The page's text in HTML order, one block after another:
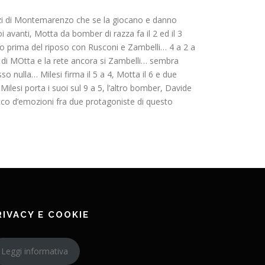
Montemarenzo che se la giocano e danno
avanti, Motta da bomber di razza fa il 2 ed il 3
prima del riposo con Rusconi e Zambelli… 4 a 2 a
MOtta e la rete ancora si Zambelli… sembra
nulla… Milesi firma il 5 a 4, Motta il 6 e due
porta i suoi sul 9 a 5, l’altro bomber, Davide
d’emozioni fra due protagoniste di questo
E COOKIE
Leggi informativa